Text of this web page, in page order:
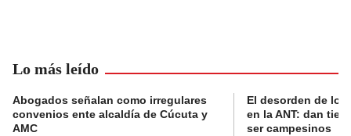
Lo más leído
Abogados señalan como irregulares
convenios ente alcaldía de Cúcuta y
AMC
El desorden de
en la ANT: dan
ser campesinos